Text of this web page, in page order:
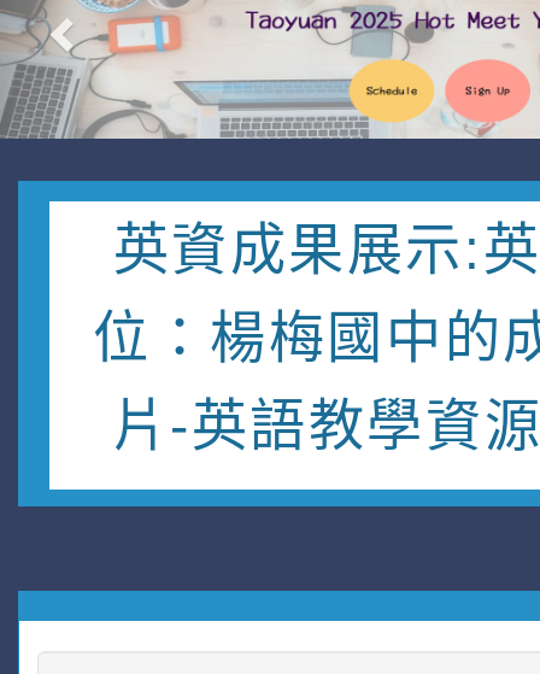
英資成果展示:
位：楊梅國中的
片-英語教學資